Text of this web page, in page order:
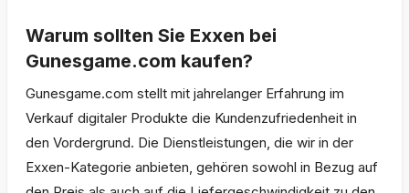
Warum sollten Sie Exxen bei
Gunesgame.com kaufen?
Gunesgame.com stellt mit jahrelanger Erfahrung im
Verkauf digitaler Produkte die Kundenzufriedenheit in
den Vordergrund. Die Dienstleistungen, die wir in der
Exxen-Kategorie anbieten, gehören sowohl in Bezug auf